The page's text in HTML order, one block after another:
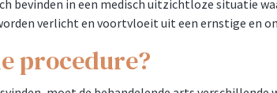
bevinden in een medisch uitzichtloze situatie
verlicht en voortvloeit uit een ernstige en
procedure?